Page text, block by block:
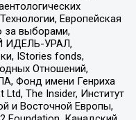
Европейская
за выборами,
ИДЕЛЬ-УРАЛ,
IStories fonds,
Отношений,
Фонд имени Генриха
Ltd, The Insider, Институт
и Восточной Европы,